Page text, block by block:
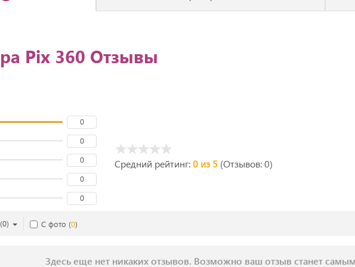
Pix 360 Отзывы
0
0
0
0
0
Средний рейтинг:0 из 5 (Отзывов: 0)
(0) С фото (0)
Здесь еще нет никаких отзывов. Возможно ваш отзыв станет